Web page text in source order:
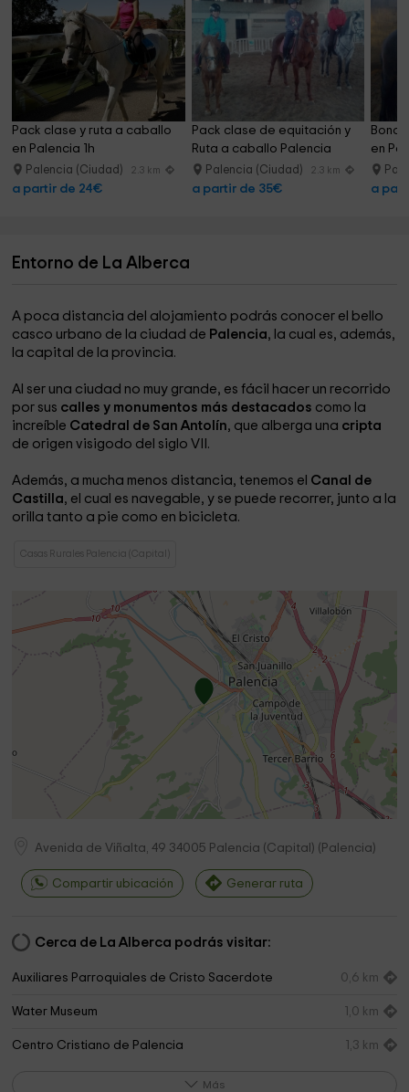
Pack clase y ruta a caballo
en Palencia 1h
Palencia (Ciudad) 2.3 km
a partir de 24€
Pack clase de equitación y
Ruta a caballo Palencia
Palencia (Ciudad) 2.3 km
a partir de 35€
Bono
en
a
Entorno de La Alberca
A poca distancia del alojamiento podrás conocer el bello
casco urbano de la ciudad de Palencia, la cual es, además,
la capital de la provincia.
Al ser una ciudad no muy grande, es fácil hacer un recorrido
por sus calles y monumentos más destacados como la
increíble Catedral de San Antolín, que alberga una cripta
de origen visigodo del siglo VII.
Además, a mucha menos distancia, tenemos el Canal de
Castilla, el cual es navegable, y se puede recorrer, junto a la
orilla tanto a pie como en bicicleta.
Casas Rurales Palencia (Capital)
Avenida de Viñalta, 49 34005 Palencia (Capital) ( Palencia)
Compartir ubicación Generar ruta
Cerca de La Alberca podrás visitar:
Auxiliares Parroquiales de Cristo Sacerdote 0,6 km
Water Museum 1,0 km
Centro Cristiano de Palencia 1,3 km
Diocesan Museum of Sacred Art Más